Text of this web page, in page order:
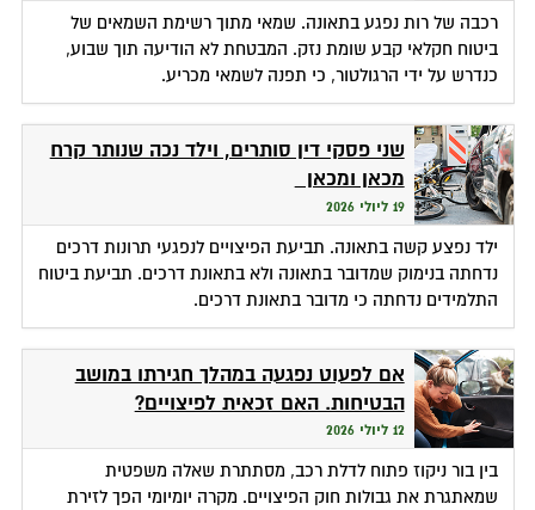
רכבה של רות נפגע בתאונה. שמאי מתוך רשימת השמאים של
ביטוח חקלאי קבע שומת נזק. המבטחת לא הודיעה תוך שבוע,
כנדרש על ידי הרגולטור, כי תפנה לשמאי מכריע.
שני פסקי דין סותרים, וילד נכה שנותר קרח
מכאן ומכאן
19 ליולי 2026
ילד נפצע קשה בתאונה. תביעת הפיצויים לנפגעי תרונות דרכים
נדחתה בנימוק שמדובר בתאונה ולא בתאונת דרכים. תביעת ביטוח
התלמידים נדחתה כי מדובר בתאונת דרכים.
אם לפעוט נפגעה במהלך חגירתו במושב
הבטיחות. האם זכאית לפיצויים?
12 ליולי 2026
בין בור ניקוז פתוח לדלת רכב, מסתתרת שאלה משפטית
שמאתגרת את גבולות חוק הפיצויים. מקרה יומיומי הפך לזירת